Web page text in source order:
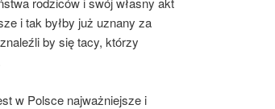
i tak byłby już uznany za
by się tacy, którzy
w Polsce najważniejsze i